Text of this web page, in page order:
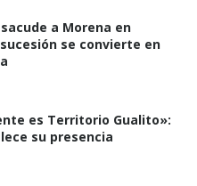
a Morena en
se convierte en
es Territorio Gualito»:
su presencia